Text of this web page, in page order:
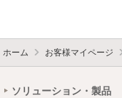
ホーム お客様マイページ
ソリューション・製品